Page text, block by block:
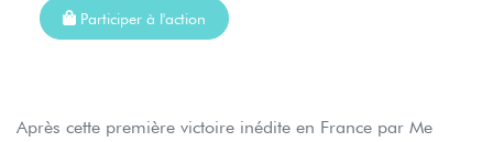
Participer à l'action
Après cette première victoire inédite en France par Me